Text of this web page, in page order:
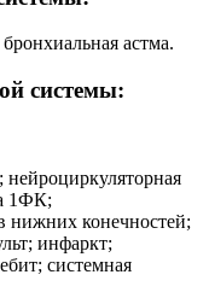
астма.
системы:
1ФК;
нижних конечностей;
инфаркт;
системная